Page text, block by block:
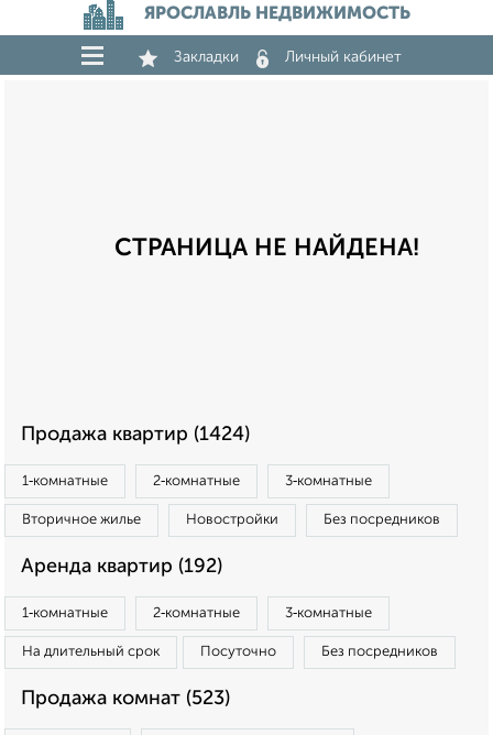
ЯРОСЛАВЛЬ НЕДВИЖИМОСТЬ
Закладки Личный кабинет
СТРАНИЦА НЕ НАЙДЕНА!
Продажа квартир (1424)
1‑комнатные 2‑комнатные 3‑комнатные
Вторичное жилье Новостройки Без посредников
Аренда квартир (192)
1‑комнатные 2‑комнатные 3‑комнатные
На длительный срок Посуточно Без посредников
Продажа комнат (523)